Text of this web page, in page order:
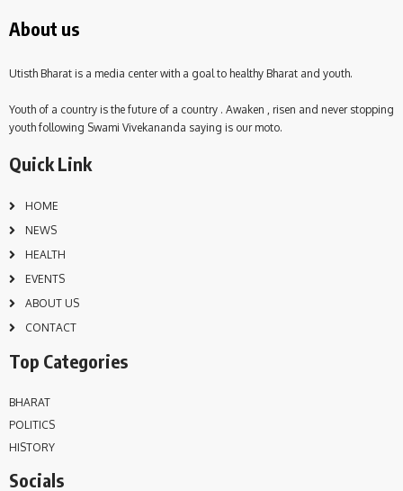
About us
Utisth Bharat is a media center with a goal to healthy Bharat and youth.
Youth of a country is the future of a country . Awaken , risen and never stopping
youth following Swami Vivekananda saying is our moto.
Quick Link
HOME
NEWS
HEALTH
EVENTS
ABOUT US
CONTACT
Top Categories
BHARAT
POLITICS
HISTORY
Socials